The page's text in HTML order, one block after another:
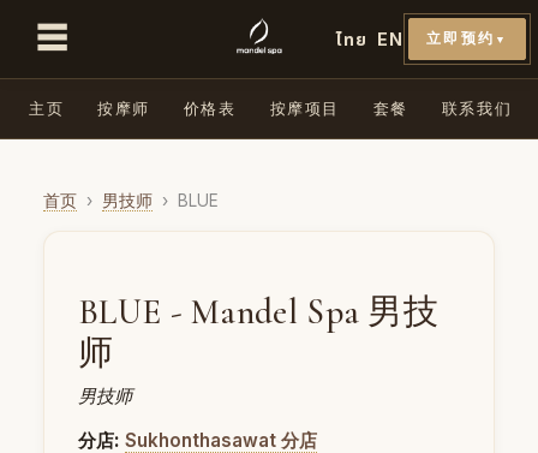
☰ ไทย EN 立即预约 ▼
主页 按摩师 价格表 按摩项目 套餐 联系我们
首页 › 男技师 › BLUE
BLUE - Mandel Spa 男技
师
男技师
分店: Sukhonthasawat 分店